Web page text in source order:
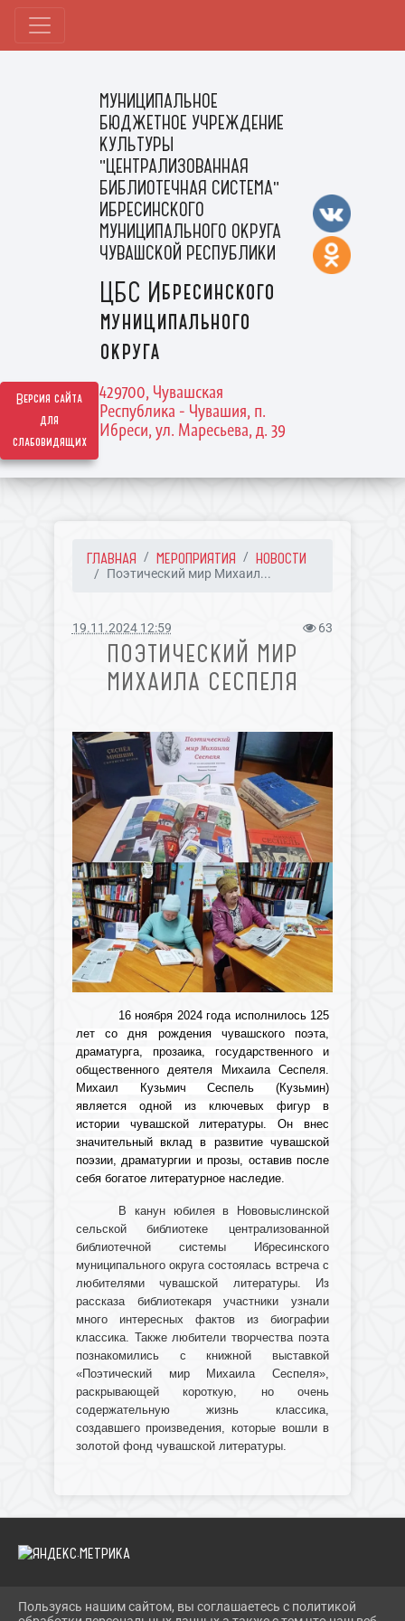
Версия сайта
для
слабовидящих
МУНИЦИПАЛЬНОЕ
БЮДЖЕТНОЕ УЧРЕЖДЕНИЕ
КУЛЬТУРЫ
"ЦЕНТРАЛИЗОВАННАЯ
БИБЛИОТЕЧНАЯ СИСТЕМА"
ИБРЕСИНСКОГО
МУНИЦИПАЛЬНОГО ОКРУГА
ЧУВАШСКОЙ РЕСПУБЛИКИ
ЦБС Ибресинского
муниципального
округа
429700, Чувашская
Республика - Чувашия, п.
Ибреси, ул. Маресьева, д. 39
ГЛАВНАЯ МЕРОПРИЯТИЯ НОВОСТИ
Поэтический мир Михаил...
19.11.2024 12:59 63
ПОЭТИЧЕСКИЙ МИР
МИХАИЛА СЕСПЕЛЯ
16 ноября 2024 года исполнилось 125
лет со дня рождения чувашского поэта,
драматурга, прозаика, государственного и
общественного деятеля Михаила Сеспеля.
Михаил Кузьмич Сеспель (Кузьмин)
является одной из ключевых фигур в
истории чувашской литературы. Он внес
значительный вклад в развитие чувашской
поэзии, драматургии и прозы, оставив после
себя богатое литературное наследие.
В канун юбилея в Нововыслинской
сельской библиотеке централизованной
библиотечной системы Ибресинского
муниципального округа состоялась встреча с
любителями чувашской литературы. Из
рассказа библиотекаря участники узнали
много интересных фактов из биографии
классика. Также любители творчества поэта
познакомились с книжной выставкой
«Поэтический мир Михаила Сеспеля»,
раскрывающей короткую, но очень
содержательную жизнь классика,
создавшего произведения, которые вошли в
золотой фонд чувашской литературы.
2026 Г. IBRBIB.RU
Пользуясь нашим сайтом, вы соглашаетесь с политикой